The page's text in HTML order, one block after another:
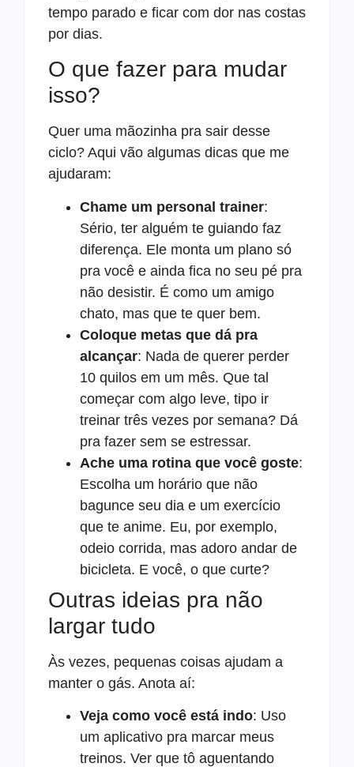
tempo parado e ficar com dor nas costas
por dias.
O que fazer para mudar
isso?
Quer uma mãozinha pra sair desse
ciclo? Aqui vão algumas dicas que me
ajudaram:
Chame um personal trainer:
Sério, ter alguém te guiando faz
diferença. Ele monta um plano só
pra você e ainda fica no seu pé pra
não desistir. É como um amigo
chato, mas que te quer bem.
Coloque metas que dá pra
alcançar: Nada de querer perder
10 quilos em um mês. Que tal
começar com algo leve, tipo ir
treinar três vezes por semana? Dá
pra fazer sem se estressar.
Ache uma rotina que você goste:
Escolha um horário que não
bagunce seu dia e um exercício
que te anime. Eu, por exemplo,
odeio corrida, mas adoro andar de
bicicleta. E você, o que curte?
Outras ideias pra não
largar tudo
Às vezes, pequenas coisas ajudam a
manter o gás. Anota aí:
Veja como você está indo: Uso
um aplicativo pra marcar meus
treinos. Ver que tô aguentando